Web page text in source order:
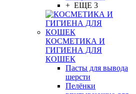
+ ЕЩЕ 3
КОСМЕТИКА И
ГИГИЕНА ДЛЯ
КОШЕК
Пасты для вывода
шерсти
Пелёнки